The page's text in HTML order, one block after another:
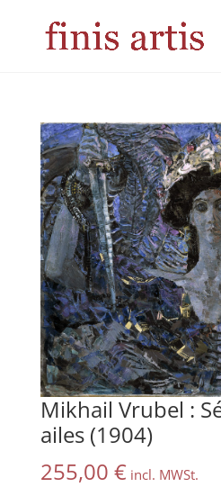
Mikhail Vrubel :
ailes (1904)
255,00 € incl. MWSt.